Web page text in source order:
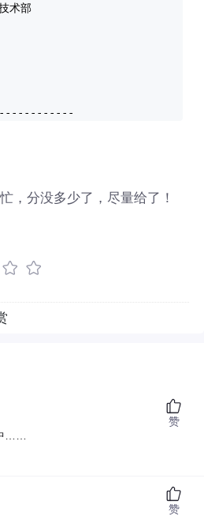
术部
，分没多少了，尽量给了！
……
赞
赞